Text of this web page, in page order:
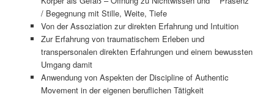
/ Begegnung mit Stille, Weite, Tiefe
Von der Assoziation zur direkten Erfahrung und Intuition
Zur Erfahrung von traumatischem Erleben und
transpersonalen direkten Erfahrungen und einem bewussten
Umgang damit
Anwendung von Aspekten der Discipline of Authentic
Movement in der eigenen beruflichen Tätigkeit